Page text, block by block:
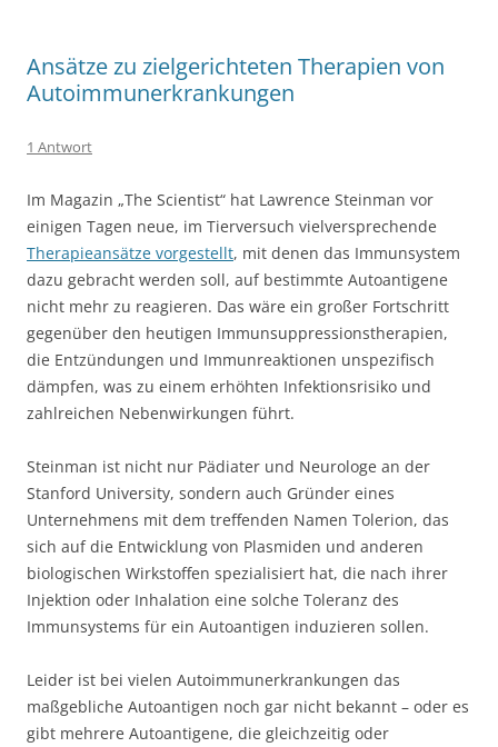
Ansätze zu zielgerichteten Therapien von
Autoimmunerkrankungen
1 Antwort
Im Magazin „The Scientist“ hat Lawrence Steinman vor
einigen Tagen neue, im Tierversuch vielversprechende
Therapieansätze vorgestellt, mit denen das Immunsystem
dazu gebracht werden soll, auf bestimmte Autoantigene
nicht mehr zu reagieren. Das wäre ein großer Fortschritt
gegenüber den heutigen Immunsuppressionstherapien,
die Entzündungen und Immunreaktionen unspezifisch
dämpfen, was zu einem erhöhten Infektionsrisiko und
zahlreichen Nebenwirkungen führt.
Steinman ist nicht nur Pädiater und Neurologe an der
Stanford University, sondern auch Gründer eines
Unternehmens mit dem treffenden Namen Tolerion, das
sich auf die Entwicklung von Plasmiden und anderen
biologischen Wirkstoffen spezialisiert hat, die nach ihrer
Injektion oder Inhalation eine solche Toleranz des
Immunsystems für ein Autoantigen induzieren sollen.
Leider ist bei vielen Autoimmunerkrankungen das
maßgebliche Autoantigen noch gar nicht bekannt – oder es
gibt mehrere Autoantigene, die gleichzeitig oder